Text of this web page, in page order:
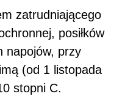
zatrudniającego
posiłków
napojów, przy
(od 1 listopada
stopni C.